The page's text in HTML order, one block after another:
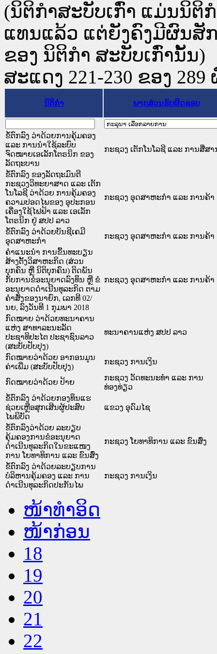
(ນິຕິກໍາສະບັບເກົ່າ ແມ່ນນິຕິ
ແທນແລ້ວ ແຕ່ຍັງຄົງມີຜົນສັ
ຂອງ ນິຕິກໍາ ສະບັບເກົ່ານັ້ນ)
ສະແດງ 221-230 ຂອງ
ນິຕິກໍາ ພາກສ່ວນຮັບຜິດຊອບ
ຂໍ້ຕົກລົງ ວ່າດ້ວຍການຄຸ້ມຄອງ
ແລະ ການນໍາໃຊ້ລະບົບ
ຈົດໝາຍເອເລັກໂຕຣນິກ ຂອງ
ລັດຖະບານ
ກະຊວງ ເຕັກໂນໂລຊີ ແລະ ການສື່ສາ
ຂໍ້ຕົກລົງ ຂອງລັດຖະມົນຕີ
ກະຊວງວິທະຍາສາດ ແລະ ເຕັກ
ໂນໂລຊີ ວ່າດ້ວຍ ການຄຸ້ມຄອງ
ຄວາມປອດໄພຂອງ ອຸປະກອນ
ເຄື່ອງໃຊ້ໄຟຟ້າ ແລະ ເອເລັກ
ໂຕຣນິກ ຢູ່ ສປປ ລາວ
ກະຊວງ ອຸດສາຫະກຳ ແລະ ການຄ້າ
ຂໍ້ຕົກລົງ ວ່າດ້ວຍບັນຊີເຄມີ
ອຸດສາຫະກຳ
ກະຊວງ ອຸດສາຫະກຳ ແລະ ການຄ້າ
ຄຳແນະນຳ ການຂຶ້ນທະບຽນ
ສ້າງຕັ້ງວິສາຫະກິດ (ສ່ວນ
ບຸກຄົນ ຫຼື ນິຕິບຸກຄົນ) ຕິດພັນ
ກັບການຂໍອະນຸຍາດລົງທຶນ ຫຼື ຂໍ
ອະນຸຍາດດຳເນີນທຸລະກິດ ຕາມ
ຄຳສັ່ງຂອງນາຍົກ, ເລກທີ 02/
ນຍ, ລົງວັນທີ 1 ກຸມພາ 2018
ກະຊວງ ອຸດສາຫະກຳ ແລະ ການຄ້າ
ກົດໝາຍ ວ່າດ້ວຍທະນາຄານ
ແຫ່ງ ສາທາລະນະລັດ
ປະຊາທິປະໄຕ ປະຊາຊົນລາວ
(ສະບັບປັບປຸງ)
ທະນາຄານແຫ່ງ ສປປ ລາວ
ກົດໝາຍວ່າດ້ວຍ ອາກອນມູນ
ຄ່າເພີ່ມ (ສະບັບປັບປຸງ)
ກະຊວງ ການເງິນ
ກົດໝາຍວ່າດ້ວຍ ປ້າຍ
ກະຊວງ ວັດທະນະທຳ ແລະ ການ
ທ່ອງທ່ຽວ
ຂໍ້ຕົກລົງ ວ່າດ້ວຍກອງທຶນແຮ
ຊ່ວຍເຫຼືອສຸກເສີນຜູ້ປະສົບ
ໄພພິບັດ
ແຂວງ ອຸດົມໄຊ
ຂໍ້ຕົກລົງວ່າດ້ວຍ ລະບຽບ
ຄຸ້ມຄອງການຂໍອະນຸຍາດ
ດຳເນີນທຸລະກິດໃນຂະແໜງ
ການ ໂຍທາທິການ ແລະ ຂົນສົ່ງ
ກະຊວງ ໂຍທາທິການ ແລະ ຂົນສົ່ງ
ຂໍ້ຕົກລົງ ວ່າດ້ວຍລະບຽບການ
ບໍລິຫານຄຸ້ມຄອງ ແລະ ການ
ດຳເນີນທຸລະກິດປະກັນໄພ
ກະຊວງ ການເງິນ
ໜ້າທໍາອິດ
ໜ້າກ່ອນ
18
19
20
21
22